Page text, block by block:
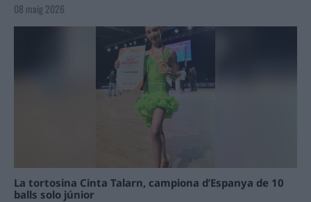
08 maig 2026
La tortosina Cinta Talarn, campiona d’Espanya de 10
balls solo júnior